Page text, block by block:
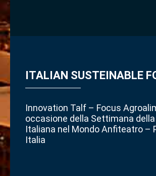
ITALIAN SUSTEINABLE
Innovation Talf – Focus
occasione della Settimana
Italiana nel Mondo Anfiteatro –
Italia